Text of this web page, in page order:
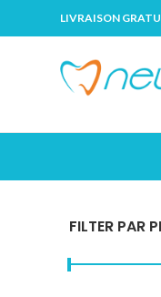
LIVRAISON
FILTER PAR